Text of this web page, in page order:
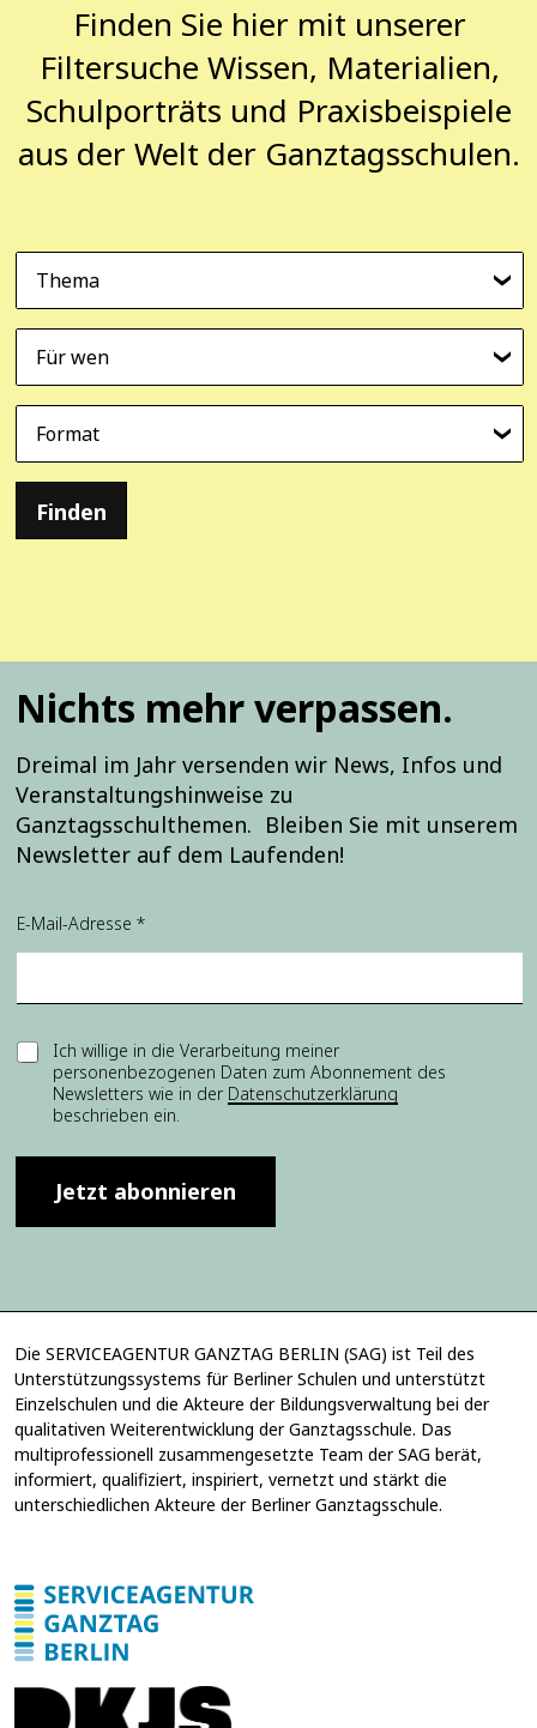
Finden Sie hier mit unserer
Filtersuche Wissen, Materialien,
Schulporträts und Praxisbeispiele
aus der Welt der Ganztagsschulen.
Thema
Für wen
Format
Finden
Nichts mehr verpassen.
Dreimal im Jahr versenden wir News, Infos und
Veranstaltungshinweise zu
Ganztagsschulthemen. Bleiben Sie mit unserem
Newsletter auf dem Laufenden!
E-Mail-Adresse *
E
g
E
l
g
Ich willige in die Verarbeitung meiner
personenbezogenen Daten zum Abonnement des
Newsletters wie in der Datenschutzerklärung
beschrieben ein.
Jetzt abonnieren
Die SERVICEAGENTUR GANZTAG BERLIN (SAG) ist Teil des
Unterstützungssystems für Berliner Schulen und unterstützt
Einzelschulen und die Akteure der Bildungsverwaltung bei der
qualitativen Weiterentwicklung der Ganztagsschule. Das
multiprofessionell zusammengesetzte Team der SAG berät,
informiert, qualifiziert, inspiriert, vernetzt und stärkt die
unterschiedlichen Akteure der Berliner Ganztagsschule.